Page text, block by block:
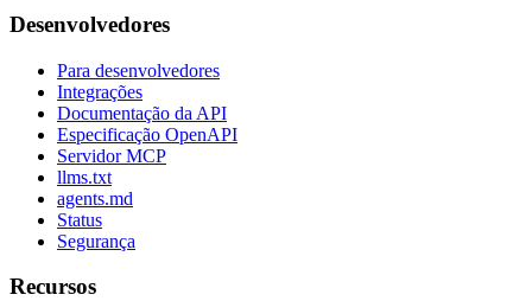
Desenvolvedores
Para desenvolvedores
Integrações
Documentação da API
Especificação OpenAPI
Servidor MCP
llms.txt
agents.md
Status
Segurança
Recursos